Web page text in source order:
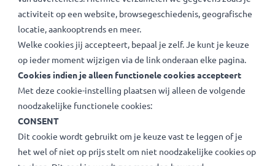
dat iedere keer wanneer je een website bezoekt er een
anonieme cookie wordt gegenereerd. Deze cookies weten
je de site al eerder bezocht hebt of niet.
Advertenties & tracking
Third party cookies benodigd voor het retargeten en
van advertenties. Hiermee verzamelen we gegevens zoals
activiteit op een website, browsegeschiedenis,
locatie, aankooptrends en meer.
Welke cookies jij accepteert, bepaal je zelf. Je kunt je
op ieder moment wijzigen via de link onderaan elke pagina.